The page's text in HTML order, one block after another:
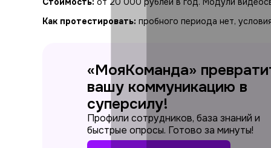
Как протестировать: пробного периода нет,
«МояКоманда»
вашу коммуникацию в
суперсилу!
Профили сотрудников, база знаний и
быстрые опросы. Готово за минуты!